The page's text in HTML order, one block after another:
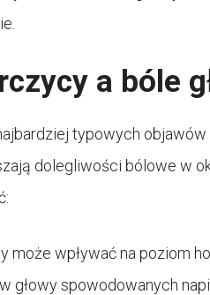
a bóle
typowych
dolegliwości bólowe w
może wpływać na poziom
głowy spowodowanych